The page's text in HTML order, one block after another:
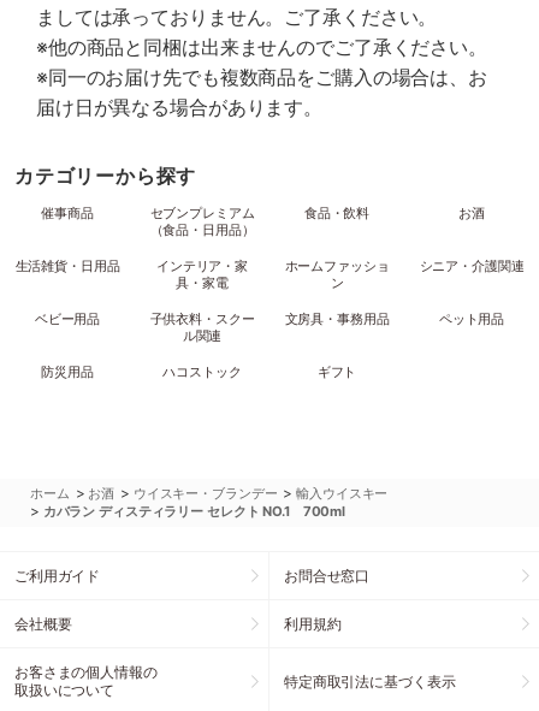
ましては承っておりません。ご了承ください。
※他の商品と同梱は出来ませんのでご了承ください。
※同一のお届け先でも複数商品をご購入の場合は、お
届け日が異なる場合があります。
カテゴリーから探す
催事商品
セブンプレミアム
（食品・日用品）
食品・飲料 お酒
生活雑貨・日用品
インテリア・家
具・家電
ホームファッショ
ン
シニア・介護関連
ベビー用品
子供衣料・スクー
ル関連
文房具・事務用品 ペット用品
防災用品 ハコストック ギフト
ホーム > お酒 > ウイスキー・ブランデー >輸入ウイスキー
> カバラン ディスティラリー セレクト NO.1 700ml
ご利用ガイド お問合せ窓口
会社概要 利用規約
お客さまの個人情報の
取扱いについて
特定商取引法に基づく表示